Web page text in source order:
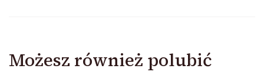
Możesz również polubić